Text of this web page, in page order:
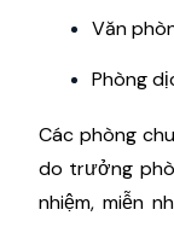
Văn
Phòng
Các phòng
do trưởng
nhiệm, miễn